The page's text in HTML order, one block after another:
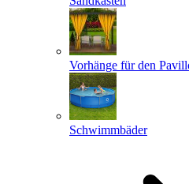
Vorhänge für den
Schwimmbäder